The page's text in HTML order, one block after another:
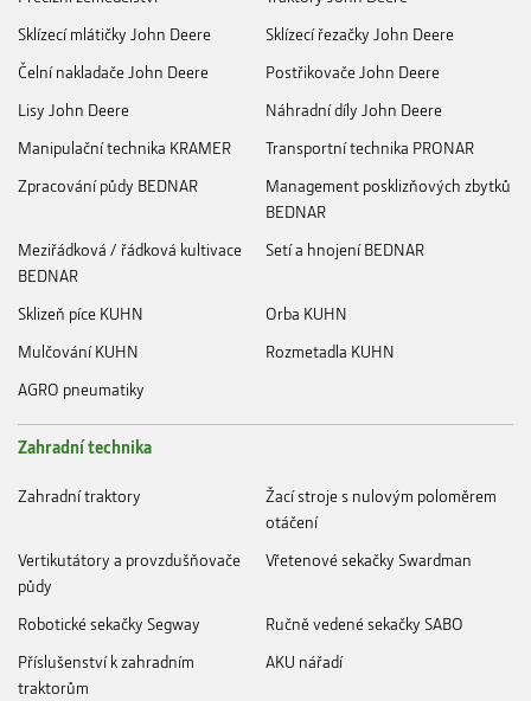
Sklízecí mlátičky John Deere
Sklízecí řezačky John Deere
Čelní nakladače John Deere
Postřikovače John Deere
Lisy John Deere
Náhradní díly John Deere
Manipulační technika KRAMER
Transportní technika PRONAR
Zpracování půdy BEDNAR
Management posklizňových zbytků
BEDNAR
Meziřádková / řádková kultivace
BEDNAR
Setí a hnojení BEDNAR
Sklizeň píce KUHN
Orba KUHN
Mulčování KUHN
Rozmetadla KUHN
AGRO pneumatiky
Zahradní technika
Zahradní traktory
Žací stroje s nulovým poloměrem
otáčení
Vertikutátory a provzdušňovače
půdy
Vřetenové sekačky Swardman
Robotické sekačky Segway
Ručně vedené sekačky SABO
Příslušenství k zahradním
traktorům
AKU nářadí